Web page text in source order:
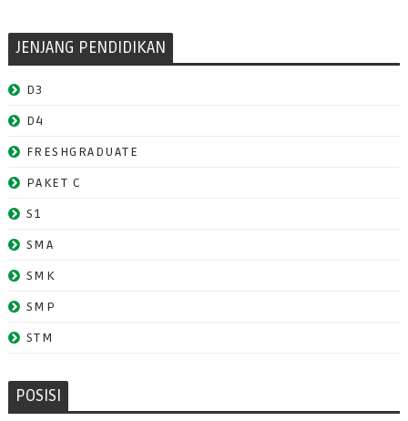
JENJANG PENDIDIKAN
D3
D4
FRESHGRADUATE
PAKET C
S1
SMA
SMK
SMP
STM
POSISI